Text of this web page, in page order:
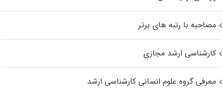
مصاحبه با رتبه های برتر
کارشناسی ارشد مجازی
معرفی گروه علوم انسانی کارشناسی ارشد